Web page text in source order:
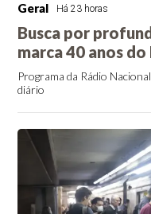
Geral Há 23 horas
Busca por
marca 40 anos
Programa da Rádio
diário